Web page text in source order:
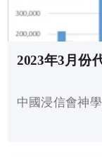
2023年3月份
中國浸信會神